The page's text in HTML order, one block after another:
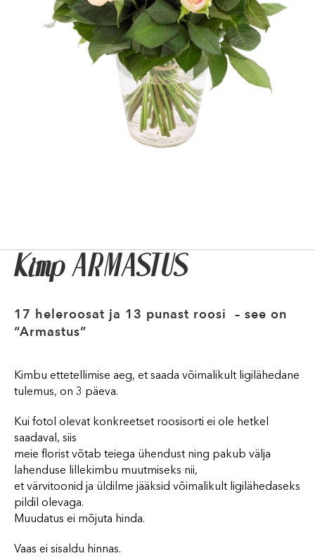
Kimp ARMASTUS
17 heleroosat ja 13 punast roosi – see on
“Armastus”
Kimbu ettetellimise aeg, et saada võimalikult ligilähedane
tulemus, on 3 päeva.
Kui fotol olevat konkreetset roosisorti ei ole hetkel
saadaval, siis
meie florist võtab teiega ühendust ning pakub välja
lahenduse lillekimbu muutmiseks nii,
et värvitoonid ja üldilme jääksid võimalikult ligilähedaseks
pildil olevaga.
Muudatus ei mõjuta hinda.
Vaas ei sisaldu hinnas.